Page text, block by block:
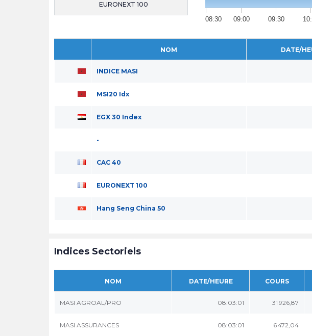
EURONEXT 100
08:30 09:00 09:30
NOM DATE/
INDICE MASI
MSI20 Idx
EGX 30 Index
-
CAC 40
EURONEXT 100
Hang Seng China 50
Indices Sectoriels
NOM DATE/HEURE COURS
MASI AGROAL/PRO 08:03:01 31 926,87
MASI ASSURANCES 08:03:01 6 472,04